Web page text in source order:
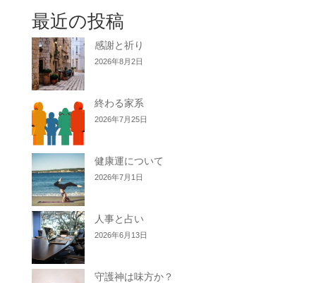
最近の投稿
感謝と祈り
2026年8月2日
終わる家系
2026年7月25日
健康運について
2026年7月1日
人事と占い
2026年6月13日
守護神は味方か？